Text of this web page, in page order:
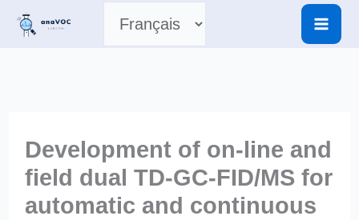
Aller
Choisir
Development of on-line and
field dual TD-GC-FID/MS for
automatic and continuous